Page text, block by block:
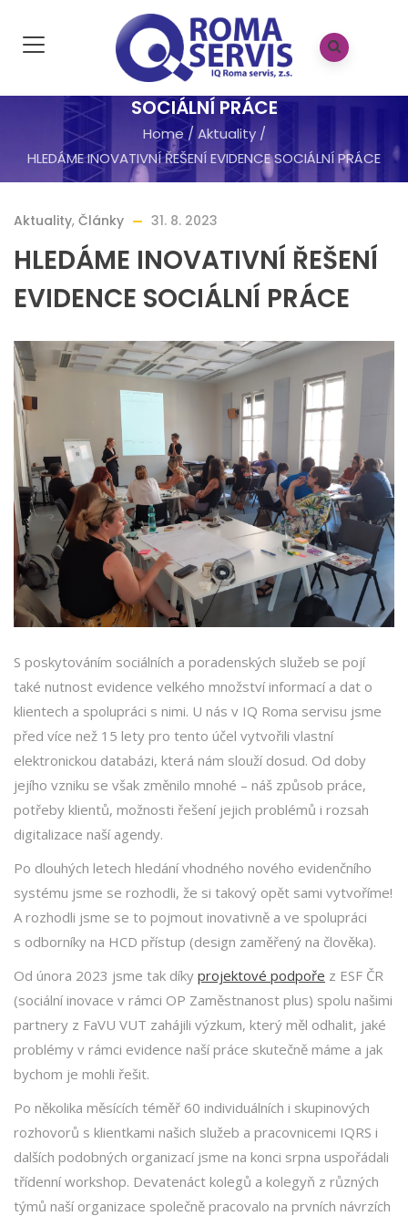
HLEDÁME INOVATIVNÍ ŘEŠENÍ EVIDENCE
SOCIÁLNÍ PRÁCE
Home/ Aktuality/
HLEDÁME INOVATIVNÍ ŘEŠENÍ EVIDENCE SOCIÁLNÍ PRÁCE
Aktuality, Články 31. 8. 2023
HLEDÁME INOVATIVNÍ ŘEŠENÍ
EVIDENCE SOCIÁLNÍ PRÁCE
S poskytováním sociálních a poradenských služeb se pojí
také nutnost evidence velkého množství informací a dat o
klientech a spolupráci s nimi. U nás v IQ Roma servisu jsme
před více než 15 lety pro tento účel vytvořili vlastní
elektronickou databázi, která nám slouží dosud. Od doby
jejího vzniku se však změnilo mnohé – náš způsob práce,
potřeby klientů, možnosti řešení jejich problémů i rozsah
digitalizace naší agendy.
Po dlouhých letech hledání vhodného nového evidenčního
systému jsme se rozhodli, že si takový opět sami vytvoříme!
A rozhodli jsme se to pojmout inovativně a ve spolupráci
s odborníky na HCD přístup (design zaměřený na člověka).
Od února 2023 jsme tak díky projektové podpoře z ESF ČR
(sociální inovace v rámci OP Zaměstnanost plus) spolu našimi
partnery z FaVU VUT zahájili výzkum, který měl odhalit, jaké
problémy v rámci evidence naší práce skutečně máme a jak
bychom je mohli řešit.
Po několika měsících téměř 60 individuálních i skupinových
rozhovorů s klientkami našich služeb a pracovnicemi IQRS i
dalších podobných organizací jsme na konci srpna uspořádali
třídenní workshop. Devatenáct kolegů a kolegyň z různých
týmů naší organizace společně pracovalo na prvních návrzích